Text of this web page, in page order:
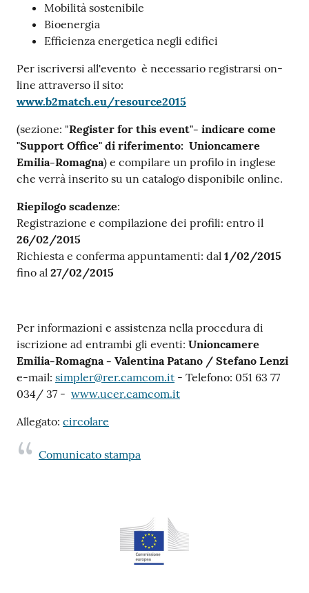
Mobilità sostenibile
Bioenergia
Efficienza energetica negli edifici
Per iscriversi all'evento è necessario registrarsi on-
line attraverso il sito:
www.b2match.eu/resource2015
(sezione: "Register for this event"- indicare come
"Support Office" di riferimento: Unioncamere
Emilia-Romagna) e compilare un profilo in inglese
che verrà inserito su un catalogo disponibile online.
Riepilogo scadenze:
Registrazione e compilazione dei profili: entro il
26/02/2015
Richiesta e conferma appuntamenti: dal 1/02/2015
fino al 27/02/2015
Per informazioni e assistenza nella procedura di
iscrizione ad entrambi gli eventi: Unioncamere
Emilia-Romagna - Valentina Patano / Stefano Lenzi
e-mail: simpler@rer.camcom.it - Telefono: 051 63 77
034/ 37 - www.ucer.camcom.it
Allegato: circolare
Comunicato stampa